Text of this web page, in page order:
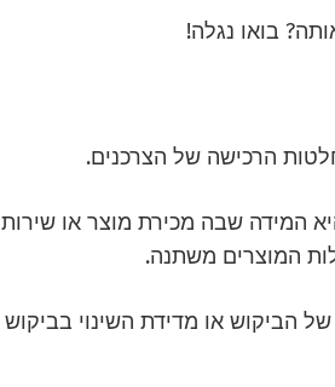
בואו נגלה!
הרכישה של הצרכנים.
המידה שבה מכירת מוצר או שירות
המוצרים משתנה.
הביקוש או מדידת השינוי בביקוש